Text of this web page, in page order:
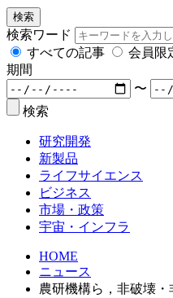
検索
検索ワード
すべての記事
会員限
期間
〜
検索
研究開発
新製品
ライフサイエンス
ビジネス
市場・政策
宇宙・インフラ
HOME
ニュース
農研機構ら，非破壊